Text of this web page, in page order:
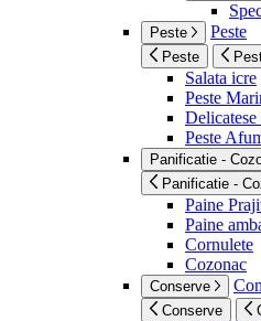
Peste Peste
Peste
Salata icre
Peste
Delicatese
Peste
Panificatie -
Panificatie -
Paine
Paine
Cornulete
Cozonac
Conserve
Conserve